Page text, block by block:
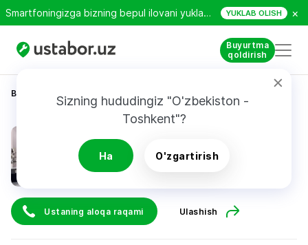
Smartfoningizga bizning bepul ilovani yuklab oling! YUKLAB OLISH ×
Buyurtma
qoldirish
Sizning hududingiz "O'zbekiston -
Toshkent"?
Ha O'zgartirish
Bosh sahifa
Ustaning aloqa raqami Ulashish